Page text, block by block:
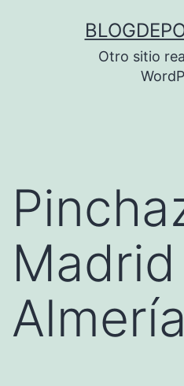
Otro sitio
Almería